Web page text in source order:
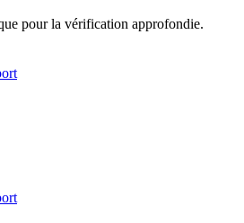
pour la vérification approfondie.